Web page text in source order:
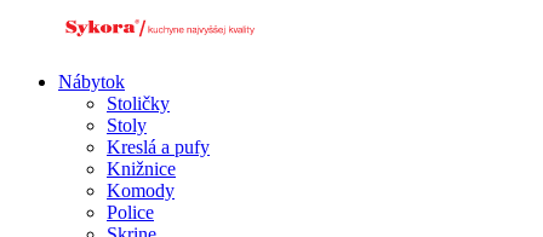
Preskočiť
Nábytok
Stoličky
Stoly
Kreslá a pufy
Knižnice
Komody
Police